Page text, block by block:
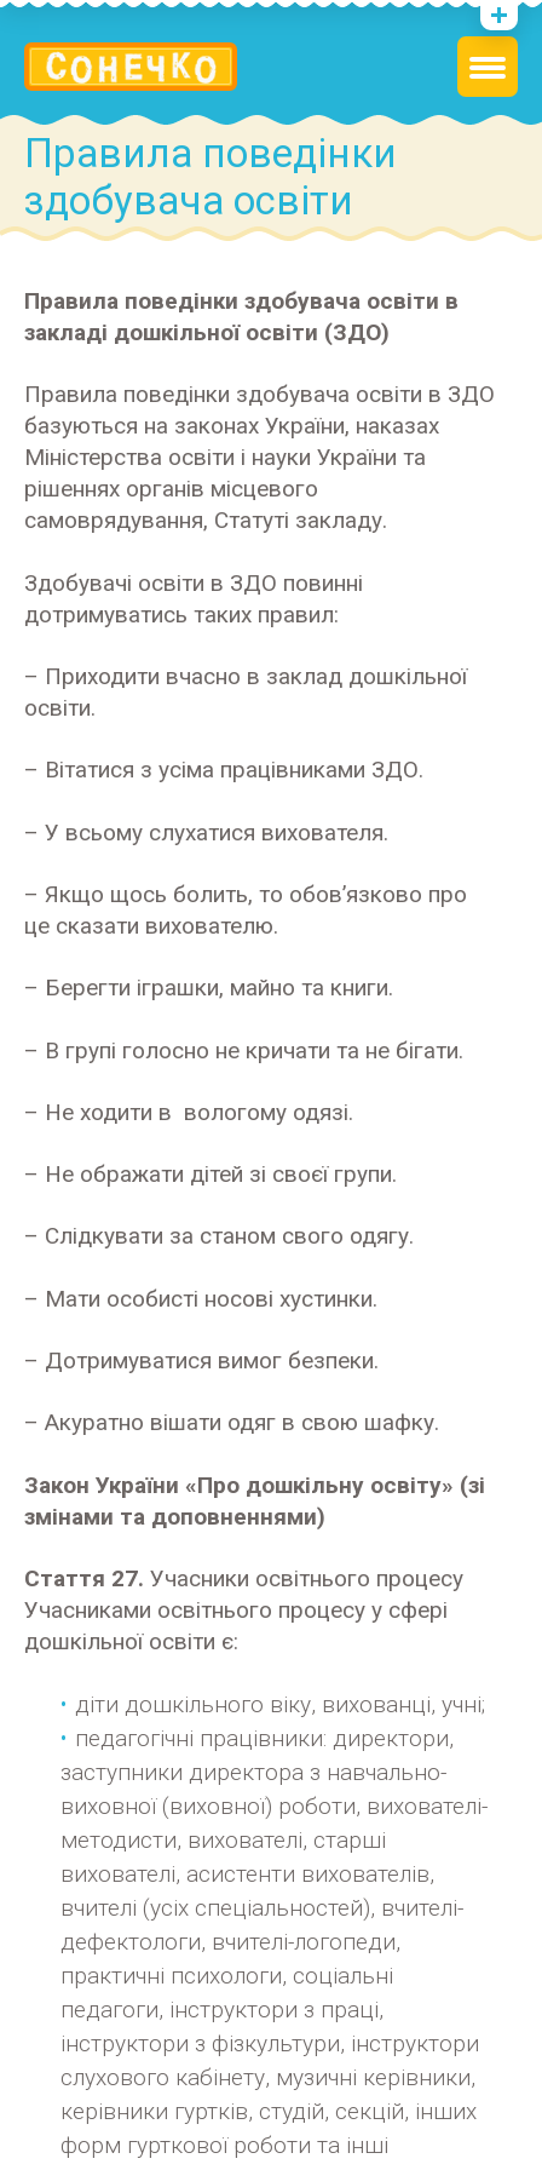
Правила поведінки
здобувача освіти
Правила поведінки здобувача освіти в
закладі дошкільної освіти (ЗДО)
Правила поведінки здобувача освіти в ЗДО
базуються на законах України, наказах
Міністерства освіти і науки України та
рішеннях органів місцевого
самоврядування, Статуті закладу.
Здобувачі освіти в ЗДО повинні
дотримуватись таких правил:
– Приходити вчасно в заклад дошкільної
освіти.
– Вітатися з усіма працівниками ЗДО.
– У всьому слухатися вихователя.
– Якщо щось болить, то обов’язково про
це сказати вихователю.
– Берегти іграшки, майно та книги.
– В групі голосно не кричати та не бігати.
– Не ходити в вологому одязі.
– Не ображати дітей зі своєї групи.
– Слідкувати за станом свого одягу.
– Мати особисті носові хустинки.
– Дотримуватися вимог безпеки.
– Акуратно вішати одяг в свою шафку.
Закон України «Про дошкільну освіту» (зі
змінами та доповненнями)
Стаття 27. Учасники освітнього процесу
Учасниками освітнього процесу у сфері
дошкільної освіти є:
діти дошкільного віку, вихованці, учні;
педагогічні працівники: директори,
заступники директора з навчально-
виховної (виховної) роботи, вихователі-
методисти, вихователі, старші
вихователі, асистенти вихователів,
вчителі (усіх спеціальностей), вчителі-
дефектологи, вчителі-логопеди,
практичні психологи, соціальні
педагоги, інструктори з праці,
інструктори з фізкультури, інструктори
слухового кабінету, музичні керівники,
керівники гуртків, студій, секцій, інших
форм гурткової роботи та інші